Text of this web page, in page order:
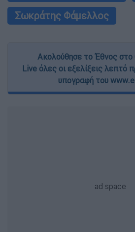
Σωκράτης Φάμελλος
Ακολούθησε το Έθνος στο
Live όλες οι εξελίξεις λεπτό
υπογραφή του